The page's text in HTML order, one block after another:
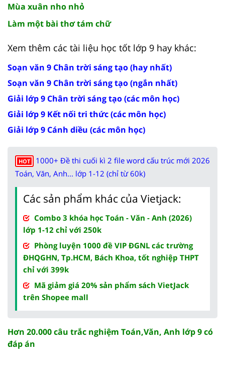
Mùa xuân nho nhỏ
Làm một bài thơ tám chữ
Xem thêm các tài liệu học tốt lớp 9 hay khác:
Soạn văn 9 Chân trời sáng tạo (hay nhất)
Soạn văn 9 Chân trời sáng tạo (ngắn nhất)
Giải lớp 9 Chân trời sáng tạo (các môn học)
Giải lớp 9 Kết nối tri thức (các môn học)
Giải lớp 9 Cánh diều (các môn học)
HOT
1000+ Đề thi cuối kì 2 file word cấu trúc mới 2026
Toán, Văn, Anh... lớp 1-12 (chỉ từ 60k)
Các sản phẩm khác của Vietjack:
Combo 3 khóa học Toán - Văn - Anh (2026)
lớp 1-12 chỉ với 250k
Phòng luyện 1000 đề VIP ĐGNL các trường
ĐHQGHN, Tp.HCM, Bách Khoa, tốt nghiệp THPT
chỉ với 399k
Mã giảm giá 20% sản phẩm sách VietJack
trên Shopee mall
Hơn 20.000 câu trắc nghiệm Toán,Văn, Anh lớp 9 có
đáp án